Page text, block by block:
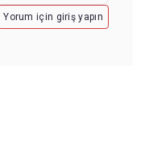
Yorum için giriş yapın